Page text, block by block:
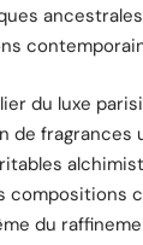
du luxe
de fragrances
compositions
du